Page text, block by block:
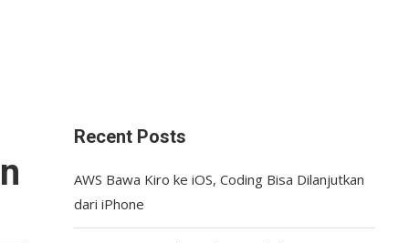
Recent Posts
AWS Bawa Kiro ke iOS, Coding Bisa Dilanjutkan
dari iPhone